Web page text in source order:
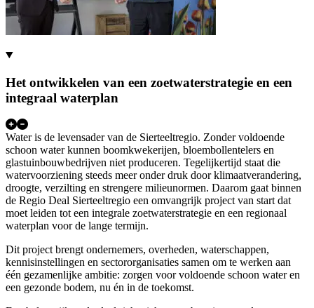
Het ontwikkelen van een zoetwaterstrategie en een
integraal waterplan
Water is de levensader van de Sierteeltregio. Zonder voldoende
schoon water kunnen boomkwekerijen, bloembollentelers en
glastuinbouwbedrijven niet produceren. Tegelijkertijd staat die
watervoorziening steeds meer onder druk door klimaatverandering,
droogte, verzilting en strengere milieunormen. Daarom gaat binnen
de Regio Deal Sierteeltregio een omvangrijk project van start dat
moet leiden tot een integrale zoetwaterstrategie en een regionaal
waterplan voor de lange termijn.
Dit project brengt ondernemers, overheden, waterschappen,
kennisinstellingen en sectororganisaties samen om te werken aan
één gezamenlijke ambitie: zorgen voor voldoende schoon water en
een gezonde bodem, nu én in de toekomst.